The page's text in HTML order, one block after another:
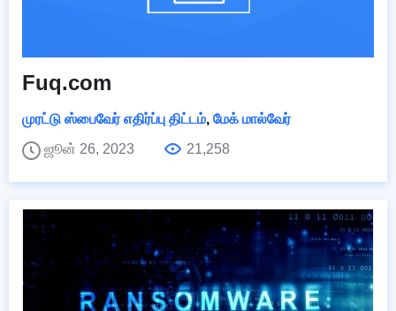
Fuq.com
முரட்டு ஸ்பைவேர் எதிர்ப்பு திட்டம், மேக் மால்வேர்
ஜூன் 26, 2023
21,258